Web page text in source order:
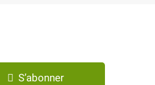
S’abonner